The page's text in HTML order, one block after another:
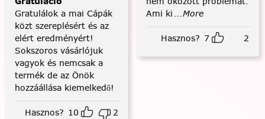
Gratulálok a mai Cápák
közt szereplésért és az
elért eredményért!
Sokszoros vásárlójuk
vagyok és nemcsak a
termék de az Önök
hozzáállása kiemelkedő!
Hasznos? 10 2
Ami ki ...More
Hasznos? 7 2